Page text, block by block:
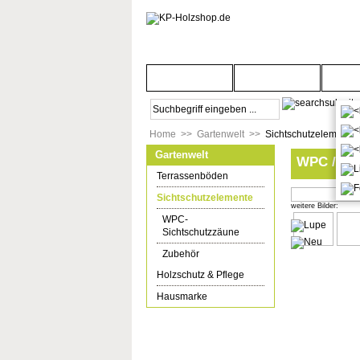
Home >> Gartenwelt >> Sichtschutzelemente
WPC /
weitere Bilder:
Gartenwelt
Terrassenböden
Sichtschutzelemente
WPC-
Sichtschutzzäune
Zubehör
Holzschutz & Pflege
Hausmarke